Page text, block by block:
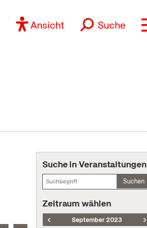
Ansicht Suche
Suche in Veranstaltungen
Suchen
Zeitraum wählen
September 2023